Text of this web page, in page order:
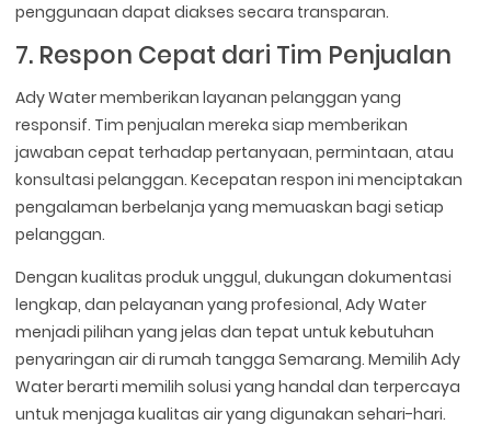
penggunaan dapat diakses secara transparan.
7. Respon Cepat dari Tim Penjualan
Ady Water memberikan layanan pelanggan yang
responsif. Tim penjualan mereka siap memberikan
jawaban cepat terhadap pertanyaan, permintaan, atau
konsultasi pelanggan. Kecepatan respon ini menciptakan
pengalaman berbelanja yang memuaskan bagi setiap
pelanggan.
Dengan kualitas produk unggul, dukungan dokumentasi
lengkap, dan pelayanan yang profesional, Ady Water
menjadi pilihan yang jelas dan tepat untuk kebutuhan
penyaringan air di rumah tangga Semarang. Memilih Ady
Water berarti memilih solusi yang handal dan terpercaya
untuk menjaga kualitas air yang digunakan sehari-hari.